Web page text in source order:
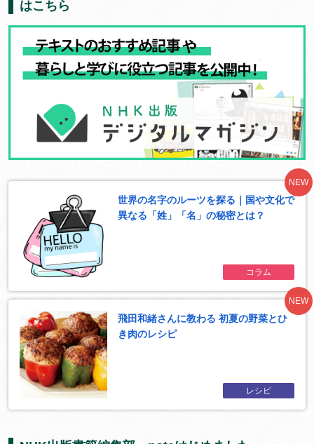
はこちら
世界の名字のルーツを探る｜国や文化で
異なる「姓」「名」の秘密とは？
コラム
NEW
飛田和緒さんに教わる 初夏の野菜とひ
き肉のレシピ
レシピ
NEW